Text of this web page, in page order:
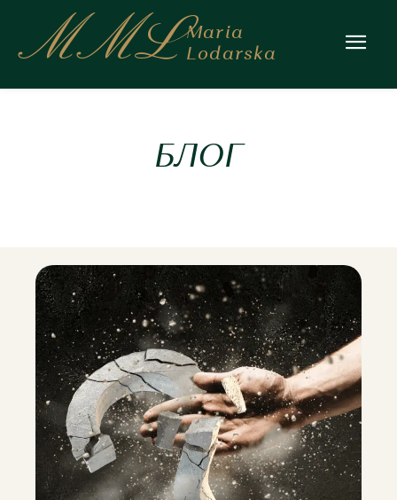
MML Maria
Lodarska
БЛОГ